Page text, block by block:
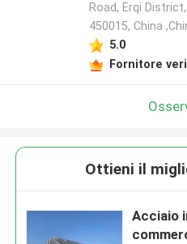
Road, Erqi
450015, China
5.0
Fornitore
Ottieni il
Acciaio